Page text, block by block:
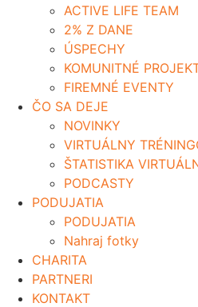
ACTIVE LIFE TEAM
2% Z DANE
ÚSPECHY
KOMUNITNÉ
FIREMNÉ EVENTY
ČO SA DEJE
NOVINKY
VIRTUÁLNY
ŠTATISTIKA
PODCASTY
PODUJATIA
PODUJATIA
Nahraj fotky
CHARITA
PARTNERI
KONTAKT